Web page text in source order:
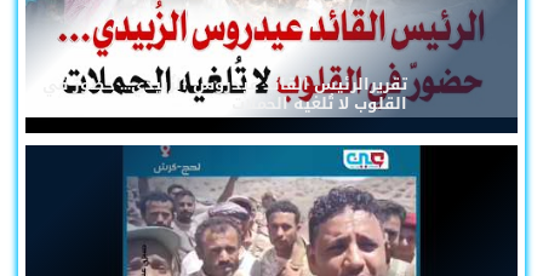
تقريرالرئيس القائد عيدروس الزُبيدي... حضورٌ في
القلوب لا تُلغيه الحملات